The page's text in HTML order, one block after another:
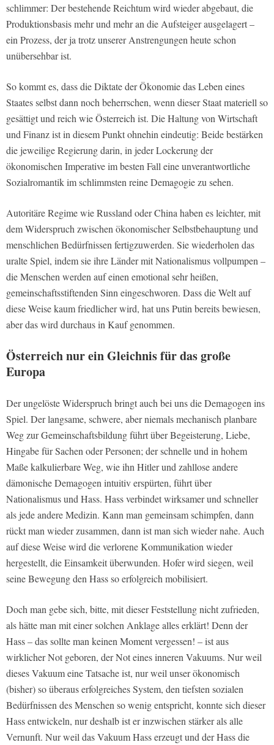
schlimmer: Der bestehende Reichtum wird wieder abgebaut, die
Produktionsbasis mehr und mehr an die Aufsteiger ausgelagert –
ein Prozess, der ja trotz unserer Anstrengungen heute schon
unübersehbar ist.
So kommt es, dass die Diktate der Ökonomie das Leben eines
Staates selbst dann noch beherrschen, wenn dieser Staat materiell so
gesättigt und reich wie Österreich ist. Die Haltung von Wirtschaft
und Finanz ist in diesem Punkt ohnehin eindeutig: Beide bestärken
die jeweilige Regierung darin, in jeder Lockerung der
ökonomischen Imperative im besten Fall eine unverantwortliche
Sozialromantik im schlimmsten reine Demagogie zu sehen.
Autoritäre Regime wie Russland oder China haben es leichter, mit
dem Widerspruch zwischen ökonomischer Selbstbehauptung und
menschlichen Bedürfnissen fertigzuwerden. Sie wiederholen das
uralte Spiel, indem sie ihre Länder mit Nationalismus vollpumpen –
die Menschen werden auf einen emotional sehr heißen,
gemeinschaftsstiftenden Sinn eingeschworen. Dass die Welt auf
diese Weise kaum friedlicher wird, hat uns Putin bereits bewiesen,
aber das wird durchaus in Kauf genommen.
Österreich nur ein Gleichnis für das große
Europa
Der ungelöste Widerspruch bringt auch bei uns die Demagogen ins
Spiel. Der langsame, schwere, aber niemals mechanisch planbare
Weg zur Gemeinschaftsbildung führt über Begeisterung, Liebe,
Hingabe für Sachen oder Personen; der schnelle und in hohem
Maße kalkulierbare Weg, wie ihn Hitler und zahllose andere
dämonische Demagogen intuitiv erspürten, führt über
Nationalismus und Hass. Hass verbindet wirksamer und schneller
als jede andere Medizin. Kann man gemeinsam schimpfen, dann
rückt man wieder zusammen, dann ist man sich wieder nahe. Auch
auf diese Weise wird die verlorene Kommunikation wieder
hergestellt, die Einsamkeit überwunden. Hofer wird siegen, weil
seine Bewegung den Hass so erfolgreich mobilisiert.
Doch man gebe sich, bitte, mit dieser Feststellung nicht zufrieden,
als hätte man mit einer solchen Anklage alles erklärt! Denn der
Hass – das sollte man keinen Moment vergessen! – ist aus
wirklicher Not geboren, der Not eines inneren Vakuums. Nur weil
dieses Vakuum eine Tatsache ist, nur weil unser ökonomisch
(bisher) so überaus erfolgreiches System, den tiefsten sozialen
Bedürfnissen des Menschen so wenig entspricht, konnte sich dieser
Hass entwickeln, nur deshalb ist er inzwischen stärker als alle
Vernunft. Nur weil das Vakuum Hass erzeugt und der Hass die